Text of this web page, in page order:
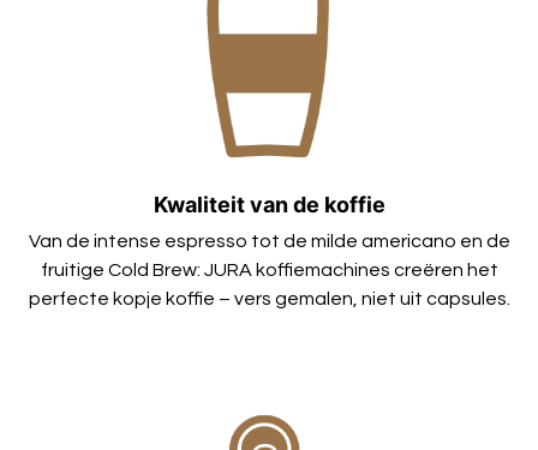
Kwaliteit van de koffie
Van de intense espresso tot de milde americano en de
fruitige Cold Brew: JURA koffiemachines creëren het
perfecte kopje koffie – vers gemalen, niet uit capsules.